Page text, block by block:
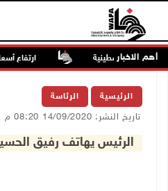
أهم الاخبار
الصحف الفلسطينية ارتفاع
الرئيسية الرئاسة
تاريخ النشر: 14/09/2020 08:20 م
الرئيس يهاتف رفيق